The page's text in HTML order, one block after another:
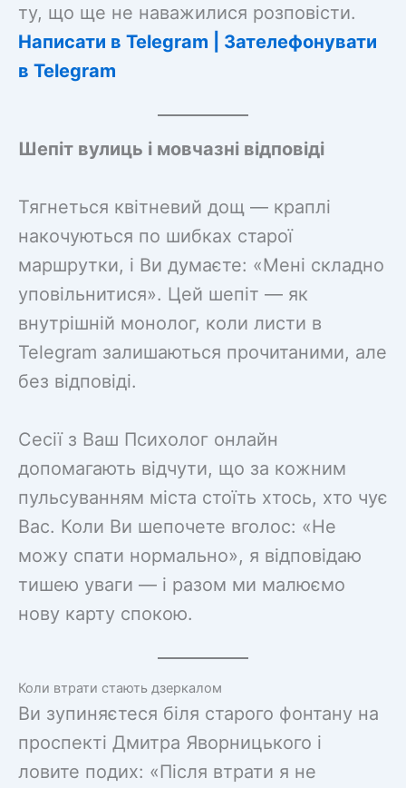
ту, що ще не наважилися розповісти.
Написати в Telegram | Зателефонувати
в Telegram
Шепіт вулиць і мовчазні відповіді
Тягнеться квітневий дощ — краплі
накочуються по шибках старої
маршрутки, і Ви думаєте: «Мені складно
уповільнитися». Цей шепіт — як
внутрішній монолог, коли листи в
Telegram залишаються прочитаними, але
без відповіді.
Сесії з Ваш Психолог онлайн
допомагають відчути, що за кожним
пульсуванням міста стоїть хтось, хто чує
Вас. Коли Ви шепочете вголос: «Не
можу спати нормально», я відповідаю
тишею уваги — і разом ми малюємо
нову карту спокою.
Коли втрати стають дзеркалом
Ви зупиняєтеся біля старого фонтану на
проспекті Дмитра Яворницького і
ловите подих: «Після втрати я не